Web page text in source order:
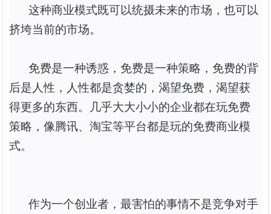
这种商业模式既可以统摄未来的市场，也可以
挤垮当前的市场。
免费是一种诱惑，免费是一种策略，免费的背
后是人性，人性都是贪婪的，渴望免费，渴望获
得更多的东西。几乎大大小小的企业都在玩免费
策略，像腾讯、淘宝等平台都是玩的免费商业模
式。
作为一个创业者，最害怕的事情不是竞争对手